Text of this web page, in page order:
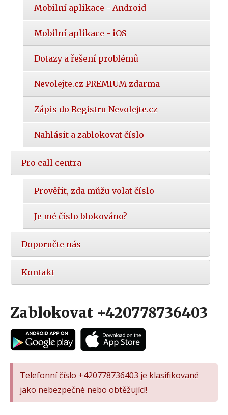
Mobilní aplikace - Android
Mobilní aplikace - iOS
Dotazy a řešení problémů
Nevolejte.cz PREMIUM zdarma
Zápis do Registru Nevolejte.cz
Nahlásit a zablokovat číslo
Pro call centra
Prověřit, zda můžu volat číslo
Je mé číslo blokováno?
Doporučte nás
Kontakt
Zablokovat +420778736403
Telefonní číslo +420778736403 je klasifikované
jako nebezpečné nebo obtěžující!